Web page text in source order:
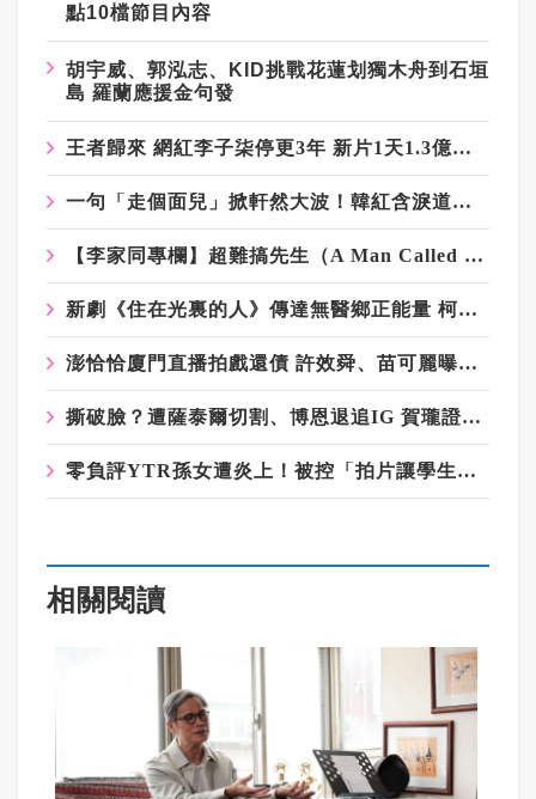
點10檔節目內容
胡宇威、郭泓志、 KID挑戰花蓮划獨木舟到石垣
島 羅蘭應援金句發
王者歸來 網紅李子柒停更3年 新片1天1.3億次觀看
一句「走個面兒」掀軒然大波！韓紅含淚道歉稱退出公益 基金會回應：仍在第一線義診
【李家同專欄】超難搞先生（A Man Called Otto）
新劇《住在光裏的人》傳達無醫鄉正能量 柯淑勤體驗就醫辛苦
澎恰恰廈門直播拍戲還債 許效舜、苗可麗曝私下狀況
撕破臉？遭薩泰爾切割、博恩退追IG 賀瓏證實天殘是前女友
零負評YTR孫女遭炎上！被控「拍片讓學生請客」...她怒還原真相
相關閱讀